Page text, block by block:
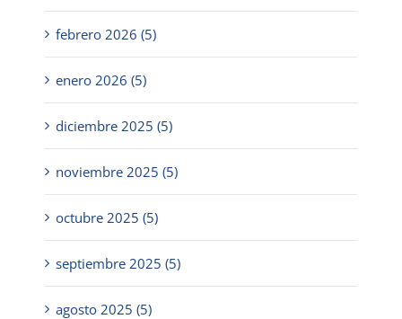
febrero 2026 (5)
enero 2026 (5)
diciembre 2025 (5)
noviembre 2025 (5)
octubre 2025 (5)
septiembre 2025 (5)
agosto 2025 (5)